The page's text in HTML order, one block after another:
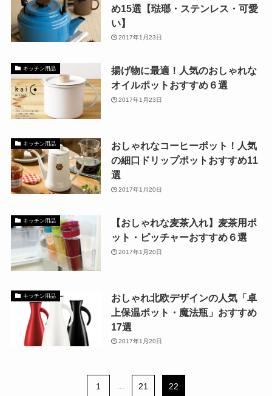
め15選【琺瑯・ステンレス・可愛
い】
2017年1月23日
キッチン用品
揚げ物に最適！人気のおしゃれな
オイルポットおすすめ６選
2017年1月23日
キッチン用品
おしゃれなコーヒーポット！人気
の細口ドリップポットおすすめ11
選
2017年1月20日
キッチン用品
【おしゃれな麦茶入れ】麦茶用ポ
ット・ピッチャーおすすめ６選
2017年1月20日
キッチン用品
おしゃれ北欧デザインの人気「卓
上保温ポット・魔法瓶」おすすめ
17選
2017年1月20日
1 ... 21 22